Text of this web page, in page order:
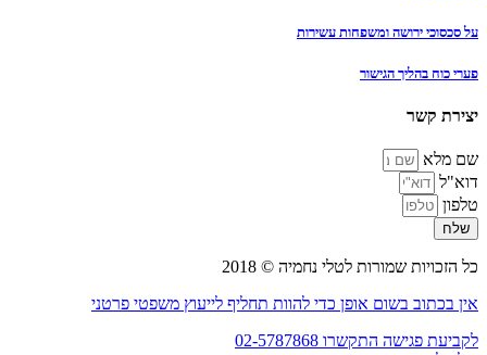
על סכסוכי ירושה ומשפחות עשירות
פערי כוח בהליך הגישור
יצירת קשר
שם מלא
דוא"ל
טלפון
שלח
כל הזכויות שמורות לטלי נחמיה © 2018
אין בכתוב בשום אופן כדי להוות תחליף לייעוץ משפטי פרטני
לקביעת פגישה התקשרו 02-5787868